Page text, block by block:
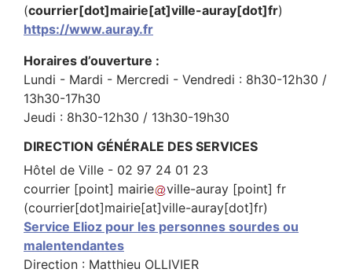
(courrier[dot]mairie[at]ville-auray[dot]fr)
https://www.auray.fr
Horaires d’ouverture :
Lundi - Mardi - Mercredi - Vendredi : 8h30-12h30 /
13h30-17h30
Jeudi : 8h30-12h30 / 13h30-19h30
DIRECTION GÉNÉRALE DES SERVICES
Hôtel de Ville - 02 97 24 01 23
courrier [point] mairie ville-auray [point] fr
(courrier[dot]mairie[at]ville-auray[dot]fr)
Service Elioz pour les personnes sourdes ou
malentendantes
Direction : Matthieu OLLIVIER